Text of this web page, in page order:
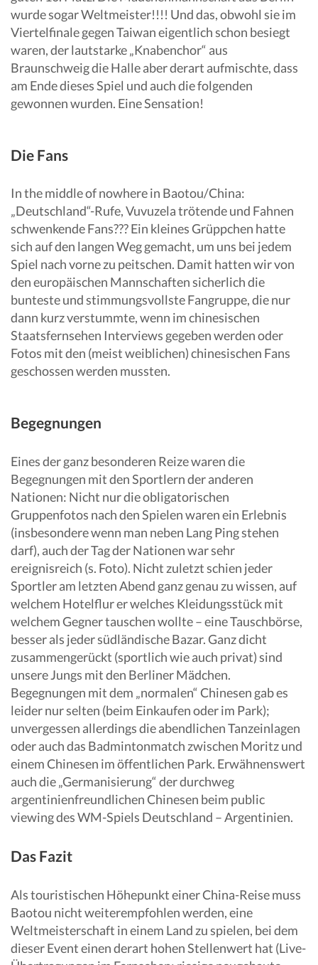
wurde sogar Weltmeister!!!! Und das, obwohl sie im
Viertelfinale gegen Taiwan eigentlich schon besiegt
waren, der lautstarke „Knabenchor“ aus
Braunschweig die Halle aber derart aufmischte, dass
am Ende dieses Spiel und auch die folgenden
gewonnen wurden. Eine Sensation!
Die Fans
In the middle of nowhere in Baotou/China:
„Deutschland“-Rufe, Vuvuzela trötende und Fahnen
schwenkende Fans??? Ein kleines Grüppchen hatte
sich auf den langen Weg gemacht, um uns bei jedem
Spiel nach vorne zu peitschen. Damit hatten wir von
den europäischen Mannschaften sicherlich die
bunteste und stimmungsvollste Fangruppe, die nur
dann kurz verstummte, wenn im chinesischen
Staatsfernsehen Interviews gegeben werden oder
Fotos mit den (meist weiblichen) chinesischen Fans
geschossen werden mussten.
Begegnungen
Eines der ganz besonderen Reize waren die
Begegnungen mit den Sportlern der anderen
Nationen: Nicht nur die obligatorischen
Gruppenfotos nach den Spielen waren ein Erlebnis
(insbesondere wenn man neben Lang Ping stehen
darf), auch der Tag der Nationen war sehr
ereignisreich (s. Foto). Nicht zuletzt schien jeder
Sportler am letzten Abend ganz genau zu wissen, auf
welchem Hotelflur er welches Kleidungsstück mit
welchem Gegner tauschen wollte – eine Tauschbörse,
besser als jeder südländische Bazar. Ganz dicht
zusammengerückt (sportlich wie auch privat) sind
unsere Jungs mit den Berliner Mädchen.
Begegnungen mit dem „normalen“ Chinesen gab es
leider nur selten (beim Einkaufen oder im Park);
unvergessen allerdings die abendlichen Tanzeinlagen
oder auch das Badmintonmatch zwischen Moritz und
einem Chinesen im öffentlichen Park. Erwähnenswert
auch die „Germanisierung“ der durchweg
argentinienfreundlichen Chinesen beim public
viewing des WM-Spiels Deutschland – Argentinien.
Das Fazit
Als touristischen Höhepunkt einer China-Reise muss
Baotou nicht weiterempfohlen werden, eine
Weltmeisterschaft in einem Land zu spielen, bei dem
dieser Event einen derart hohen Stellenwert hat (Live-